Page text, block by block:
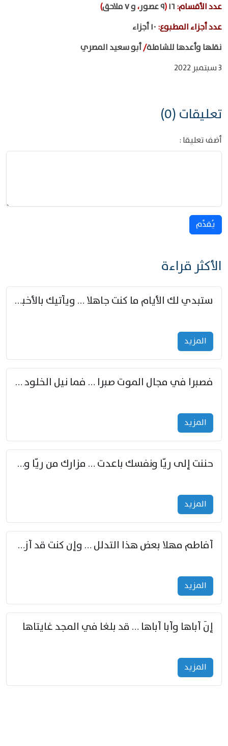
عدد الأقسام:
(٩ عصور ،و ٧ ملاحق
)
عدد أجزاء المطبوع:
نقلها وأعدها للشاملة/أبو سعيد المصري
3 سبتمبر 2022
تعليقات (0)
أضف تعليقا :
يُقدِّم
الأكثر قراءة
ستبدي لك الأيام ما كنت جاهلا … ويأتيك بالأخبار من لم تزوّد
المزید
فصبرا في مجال الموت صبرا … فما نيل الخلود بمستطاع
المزید
حننت إلى ريّا ونفسك باعدت … مزارك من ريّا وشعباكما معا
المزید
أفاطم مهلا بعض هذا التدلل … وإن كنت قد أزمعت صرمي فأجملي
المزید
إنّ أباها وأبا أباها … قد بلغا في المجد غايتاها
المزید